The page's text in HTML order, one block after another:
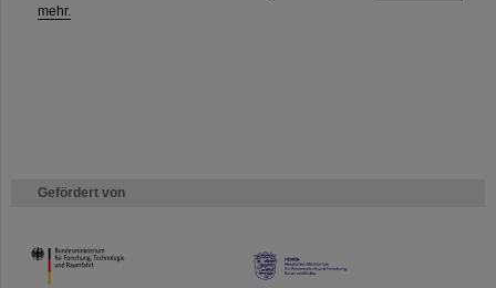
mehr.
Gefördert von
HMWK